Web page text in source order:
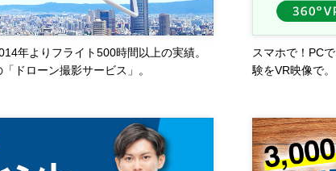
年よりフライト500時間以上の実績。
ドローン撮影サービス」。
スマホで！PC
験をVR映像で。